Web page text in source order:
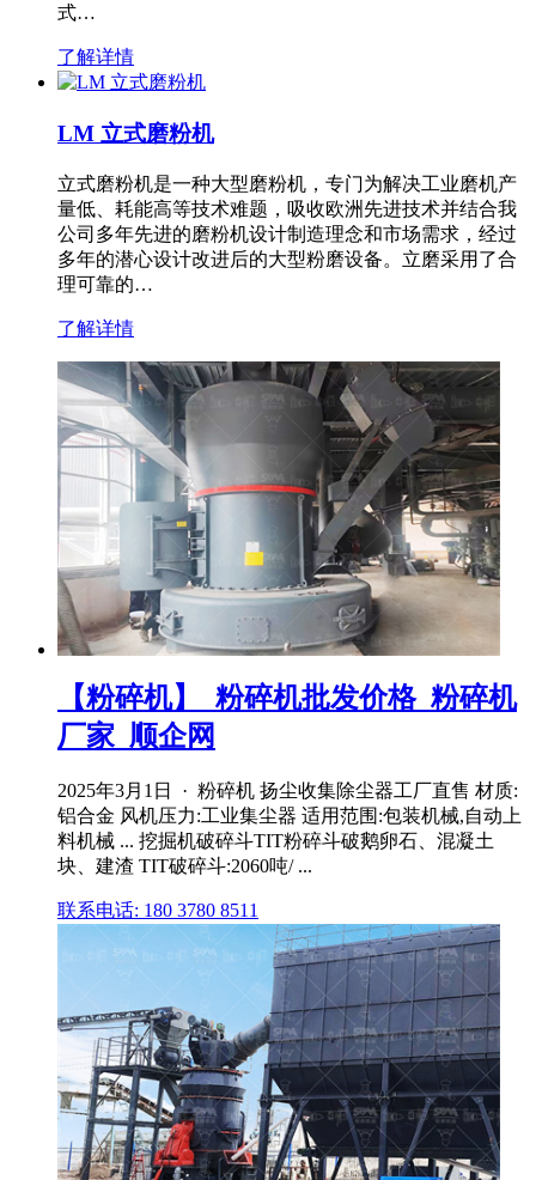
式…
了解详情
LM 立式磨粉机
立式磨粉机是一种大型磨粉机，专门为解决工业磨机产
量低、耗能高等技术难题，吸收欧洲先进技术并结合我
公司多年先进的磨粉机设计制造理念和市场需求，经过
多年的潜心设计改进后的大型粉磨设备。立磨采用了合
理可靠的…
了解详情
【粉碎机】_粉碎机批发价格_粉碎机
厂家_顺企网
2025年3月1日 · 粉碎机 扬尘收集除尘器工厂直售 材质:
铝合金 风机压力:工业集尘器 适用范围:包装机械,自动上
料机械 ... 挖掘机破碎斗TIT粉碎斗破鹅卵石、混凝土
块、建渣 TIT破碎斗:2060吨/ ...
联系电话: 180 3780 8511